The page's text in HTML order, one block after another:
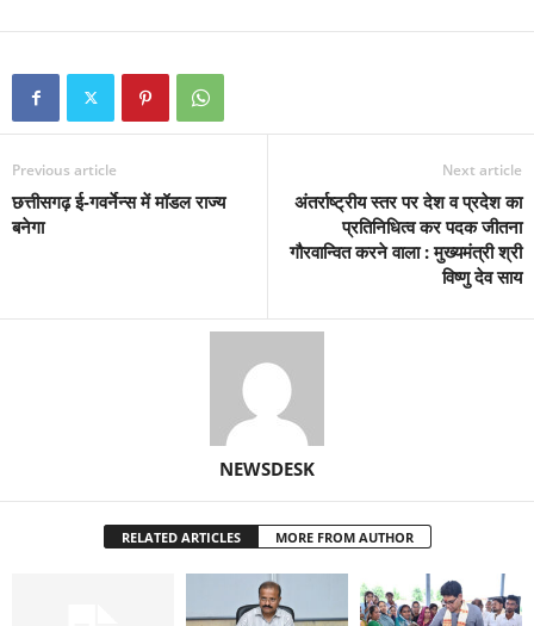
Previous article
छत्तीसगढ़ ई-गवर्नेन्स में मॉडल राज्य
बनेगा
Next article
अंतर्राष्ट्रीय स्तर पर देश व प्रदेश का
प्रतिनिधित्व कर पदक जीतना
गौरवान्वित करने वाला : मुख्यमंत्री श्री
विष्णु देव साय
NEWSDESK
RELATED ARTICLES MORE FROM AUTHOR